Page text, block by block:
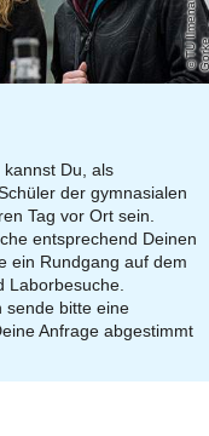
Du, als
der gymnasialen
Tag vor Ort sein.
entsprechend Deinen
ein Rundgang auf dem
Laborbesuche.
sende bitte eine
Anfrage abgestimmt